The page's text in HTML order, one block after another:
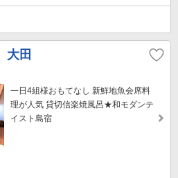
田
一日4組様おもてなし 新鮮地魚会席料
理が人気 貸切信楽焼風呂★和モダンテ
イスト島宿